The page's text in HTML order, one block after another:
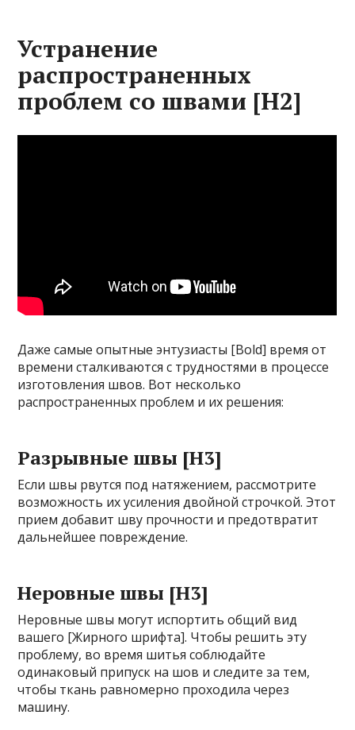
Устранение
распространенных
проблем со швами [H2]
Даже самые опытные энтузиасты [Bold] время от
времени сталкиваются с трудностями в процессе
изготовления швов. Вот несколько
распространенных проблем и их решения:
Разрывные швы [H3]
Если швы рвутся под натяжением, рассмотрите
возможность их усиления двойной строчкой. Этот
прием добавит шву прочности и предотвратит
дальнейшее повреждение.
Неровные швы [H3]
Неровные швы могут испортить общий вид
вашего [Жирного шрифта]. Чтобы решить эту
проблему, во время шитья соблюдайте
одинаковый припуск на шов и следите за тем,
чтобы ткань равномерно проходила через
машину.